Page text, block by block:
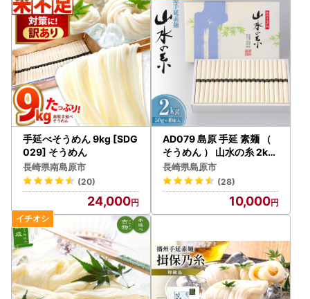
手延べそうめん 9kg [SDG
029] そうめん
長崎県南島原市
(20)
24,000
AD079 島原 手延 素麺 （
そうめん ） 山水の糸 2kg
（50g×40束）
長崎県島原市
(28)
10,000